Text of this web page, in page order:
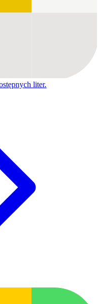
liter.